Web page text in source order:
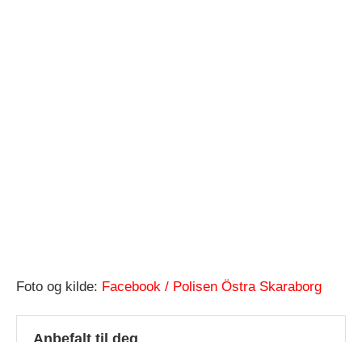
Foto og kilde: Facebook / Polisen Östra Skaraborg